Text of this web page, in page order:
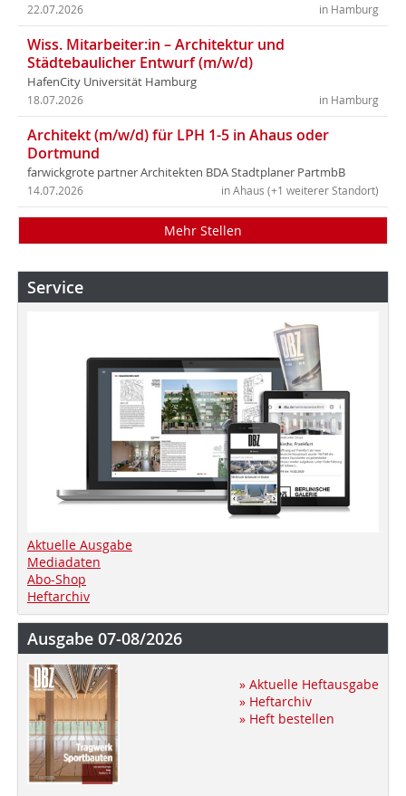
in Hamburg
22.07.2026
Wiss. Mitarbeiter:in – Architektur und
Städtebaulicher Entwurf (m/w/d)
HafenCity Universität Hamburg
in Hamburg
18.07.2026
Architekt (m/w/d) für LPH 1-5 in Ahaus oder
Dortmund
farwickgrote partner Architekten BDA Stadtplaner PartmbB
in Ahaus (+1 weiterer Standort)
14.07.2026
Mehr Stellen
Service
Aktuelle Ausgabe
Mediadaten
Abo-Shop
Heftarchiv
Ausgabe 07-08/2026
» Aktuelle Heftausgabe
» Heftarchiv
» Heft bestellen